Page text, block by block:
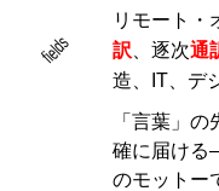
fields
リモート・
訳 、逐次通
造、IT、デ
「言葉」
確に届け
のモットー